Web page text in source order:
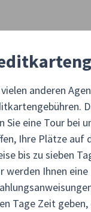
anderen
Sie eine Tour bei
Ihre Plätze auf
bis zu sieben
werden Ihnen
Tage Zeit